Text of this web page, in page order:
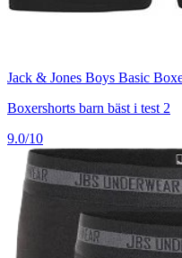
Jack & Jones Boys Basic
Boxershorts barn bäst i test 2
9.0/10